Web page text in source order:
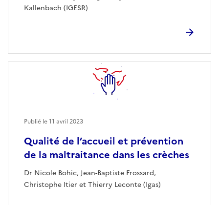
Kallenbach (IGESR)
Qualité de l’accueil et prévention
de la maltraitance dans les crèches
Dr Nicole Bohic, Jean-Baptiste Frossard,
Christophe Itier et Thierry Leconte (Igas)
Publié le11 avril 2023